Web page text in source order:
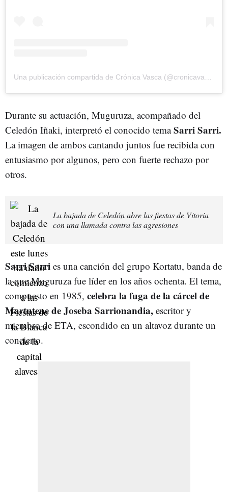
Durante su actuación, Muguruza, acompañado del
Celedón Iñaki, interpretó el conocido temaSarri Sarri.
La imagen de ambos cantando juntos fue recibida con
entusiasmo por algunos, pero con fuerte rechazo por
otros.
La bajada de Celedón abre las fiestas de Vitoria
con una llamada contra las agresiones
Sarri Sarri es una canción del grupo Kortatu, banda de
la que Muguruza fue líder en los años ochenta. El tema,
compuesto en 1985, celebra la fuga de la cárcel de
Martutene de Joseba Sarrionandia, escritor y
miembro de ETA, escondido en un altavoz durante un
concierto.